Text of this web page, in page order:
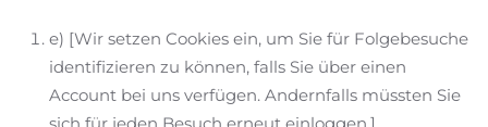
e) [Wir setzen Cookies ein, um Sie für Folgebesuche
identifizieren zu können, falls Sie über einen
Account bei uns verfügen. Andernfalls müssten Sie